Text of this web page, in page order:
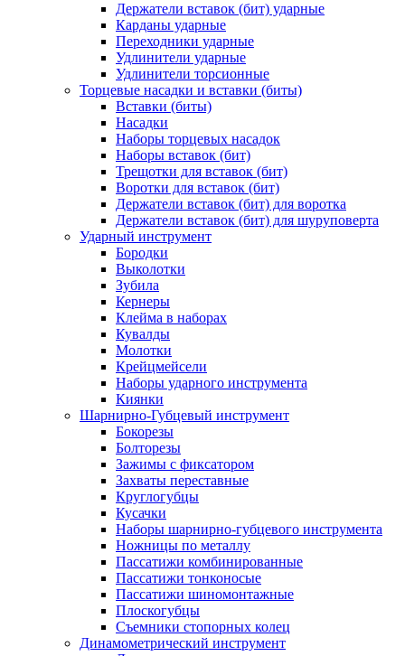
Держатели вставок (бит) ударные
Карданы ударные
Переходники ударные
Удлинители ударные
Удлинители торсионные
Торцевые насадки и вставки (биты)
Вставки (биты)
Насадки
Наборы торцевых насадок
Наборы вставок (бит)
Трещотки для вставок (бит)
Воротки для вставок (бит)
Держатели вставок (бит) для воротка
Держатели вставок (бит) для шуруповерта
Ударный инструмент
Бородки
Выколотки
Зубила
Кернеры
Клейма в наборах
Кувалды
Молотки
Крейцмейсели
Наборы ударного инструмента
Киянки
Шарнирно-Губцевый инструмент
Бокорезы
Болторезы
Зажимы с фиксатором
Захваты переставные
Круглогубцы
Кусачки
Наборы шарнирно-губцевого инструмента
Ножницы по металлу
Пассатижи комбинированные
Пассатижи тонконосые
Пассатижи шиномонтажные
Плоскогубцы
Съемники стопорных колец
Динамометрический инструмент